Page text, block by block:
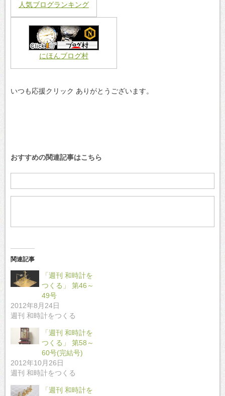
人気ブログランキング
にほんブログ村
いつも応援クリック ありがとうございます。
おすすめの関連記事はこちら
関連記事
「週刊 和時計を
つくる」 第46～
49号
2012年8月24日
週刊 和時計をつくる
「週刊 和時計を
つくる」 第58～
60号(完結号)
2012年10月26日
週刊 和時計をつくる
「週刊 和時計を